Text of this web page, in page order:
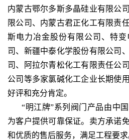
内蒙古鄂尔多斯多晶硅业有限公
限公司、内蒙古君正化工有限责
斯电力冶金股份有限公司、特
司、新疆中泰化学股份有限公司
司、阿拉尔青松化工有限责任公
公司等多家氯碱化工企业长期使
好评和充分肯定。
“明江牌”系列阀门产品由中
为客户提供可靠保证。卖方承诺
和优质的售后服务，满足工程要求